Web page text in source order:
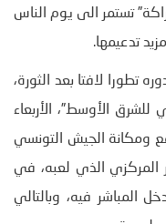
تستمر الى يوم الناس
تدعيمها.
تطورا لافتا بعد الثورة،
الأوسط”، الأربعاء
موقع ومكانة الجيش التونسي
خاصة الدور المركزي الذي لعبه، في
المباشر فيه، وبالتالي